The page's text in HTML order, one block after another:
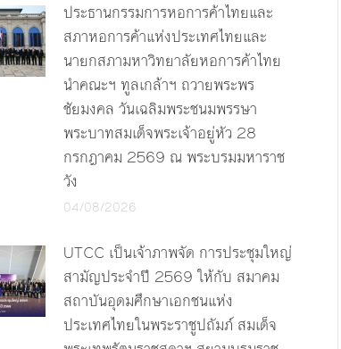
ประธานกรรมการหอการค้าไทยและ
สภาหอการค้าแห่งประเทศไทยและ
นายกสภามหาวิทยาลัยหอการค้าไทย
นำคณะฯ ทูลเกล้าฯ ถวายพระพร
ชัยมงคล วันเฉลิมพระชนมพรรษา
พระบาทสมเด็จพระเจ้าอยู่หัว 28
กรกฎาคม 2569 ณ พระบรมมหาราช
วัง
04/08/2026
UTCC เป็นเจ้าภาพจัด การประชุมใหญ่
สามัญประจำปี 2569 ให้กับ สมาคม
สถาบันอุดมศึกษาเอกชนแห่ง
ประเทศไทยในพระราชูปถัมภ์ สมเด็จ